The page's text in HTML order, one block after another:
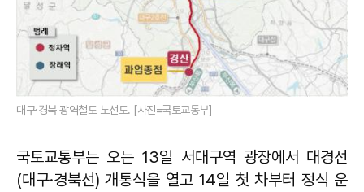
대구·경북 광역철도 노선도. [사진=국토교통부]
국토교통부는 오는 13일 서대구역 광장에서 대경선
(대구·경북선) 개통식을 열고 14일 첫 차부터 정식 운